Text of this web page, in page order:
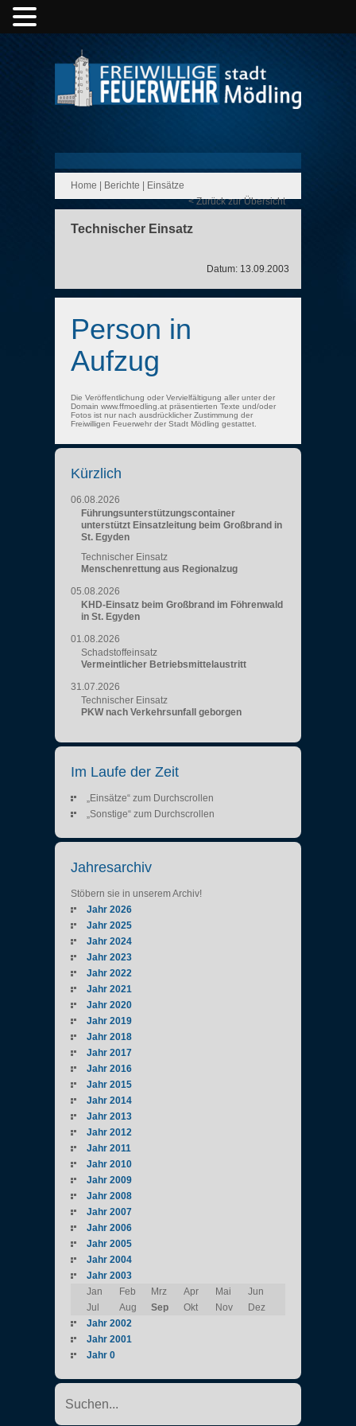
Home Berichte
Einsätze
< Zurück zur Übersicht
Technischer Einsatz
Datum: 13.09.2003
Person in
Aufzug
Die Veröffentlichung oder Vervielfältigung aller unter der
Domain www.ffmoedling.at präsentierten Texte und/oder
Fotos ist nur nach ausdrücklicher Zustimmung der
Freiwilligen Feuerwehr der Stadt Mödling gestattet.
Kürzlich
06.08.2026
Führungsunterstützungscontainer
unterstützt Einsatzleitung beim Großbrand in
St. Egyden
Technischer Einsatz
Menschenrettung aus Regionalzug
05.08.2026
KHD-Einsatz beim Großbrand im Föhrenwald
in St. Egyden
01.08.2026
Schadstoffeinsatz
Vermeintlicher Betriebsmittelaustritt
31.07.2026
Technischer Einsatz
PKW nach Verkehrsunfall geborgen
Im Laufe der Zeit
„Einsätze“ zum Durchscrollen
„Sonstige“ zum Durchscrollen
Jahresarchiv
Stöbern sie in unserem Archiv!
Jahr 2026
Jahr 2025
Jahr 2024
Jahr 2023
Jahr 2022
Jahr 2021
Jahr 2020
Jahr 2019
Jahr 2018
Jahr 2017
Jahr 2016
Jahr 2015
Jahr 2014
Jahr 2013
Jahr 2012
Jahr 2011
Jahr 2010
Jahr 2009
Jahr 2008
Jahr 2007
Jahr 2006
Jahr 2005
Jahr 2004
Jahr 2003
Jan
Feb Mrz Apr Mai
Jun
Jul
Aug Sep Okt Nov
Dez
Jahr 2002
Jahr 2001
Jahr 0